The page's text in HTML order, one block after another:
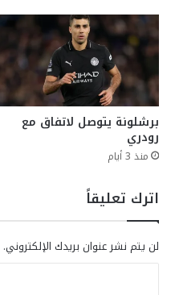
برشلونة يتوصل لاتفاق مع
رودري
منذ 3 أيام
اترك تعليقاً
لن يتم نشر عنوان بريدك الإلكتروني.